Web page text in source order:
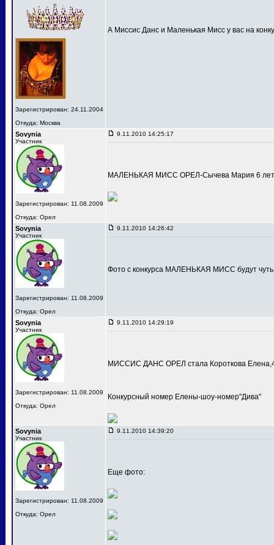
Зарегистрирован: 24.11.2004
Откуда: Москва
А Миссис Данс и Маленькая Мисс у вас на
Sovynia
Участник
Зарегистрирован: 11.08.2009
Откуда: Орел
9.11.2010 14:25:17
МАЛЕНЬКАЯ МИСС ОРЕЛ-Сычева Мария 6
Sovynia
Участник
Зарегистрирован: 11.08.2009
Откуда: Орел
9.11.2010 14:26:42
Фото с конкурса МАЛЕНЬКАЯ МИСС будут
Sovynia
Участник
Зарегистрирован: 11.08.2009
Откуда: Орел
9.11.2010 14:29:19
МИССИС ДАНС ОРЕЛ стала Короткова
Конкурсный номер Елены-шоу-номер"Дива"
Sovynia
Участник
Зарегистрирован: 11.08.2009
Откуда: Орел
9.11.2010 14:39:20
Еще фото: